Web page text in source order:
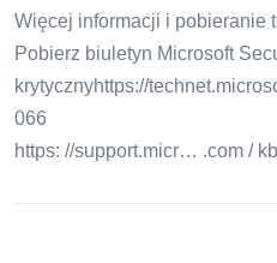
Więcej informacji i pobieranie
Pobierz biuletyn Microsoft
krytycznyhttps://
066
https: //support.micr… .com /